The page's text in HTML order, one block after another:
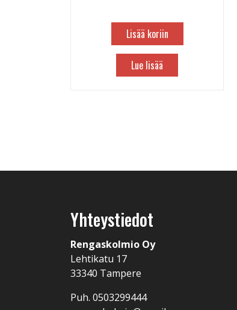
Lisää koriin
Lue lisää
Yhteystiedot
Rengaskolmio Oy
Lehtikatu 17
33340 Tampere
Puh. 0503299444